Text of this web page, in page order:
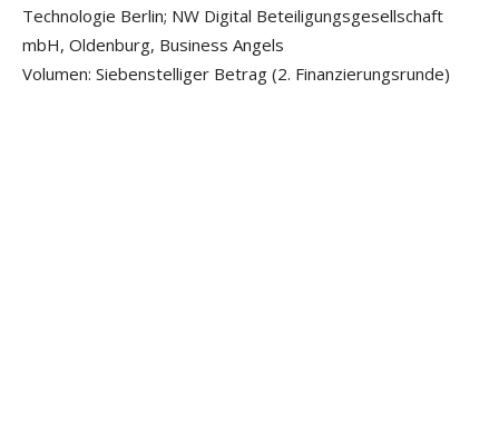
Technologie Berlin; NW Digital Beteiligungsgesellschaft
mbH, Oldenburg, Business Angels
Volumen: Siebenstelliger Betrag (2. Finanzierungsrunde)